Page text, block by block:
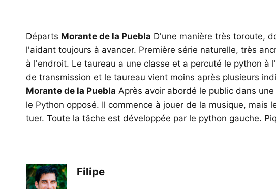
Départs Morante de la Puebla D'une manière très toroute,
l'aidant toujours à avancer. Première série naturelle, très
à l'endroit. Le taureau a une classe et a percuté le python à
de transmission et le taureau vient moins après plusieurs
Morante de la Puebla Après avoir abordé le public dans
le Python opposé. Il commence à jouer de la musique, mais
tuer. Toute la tâche est développée par le python gauche.
Filipe